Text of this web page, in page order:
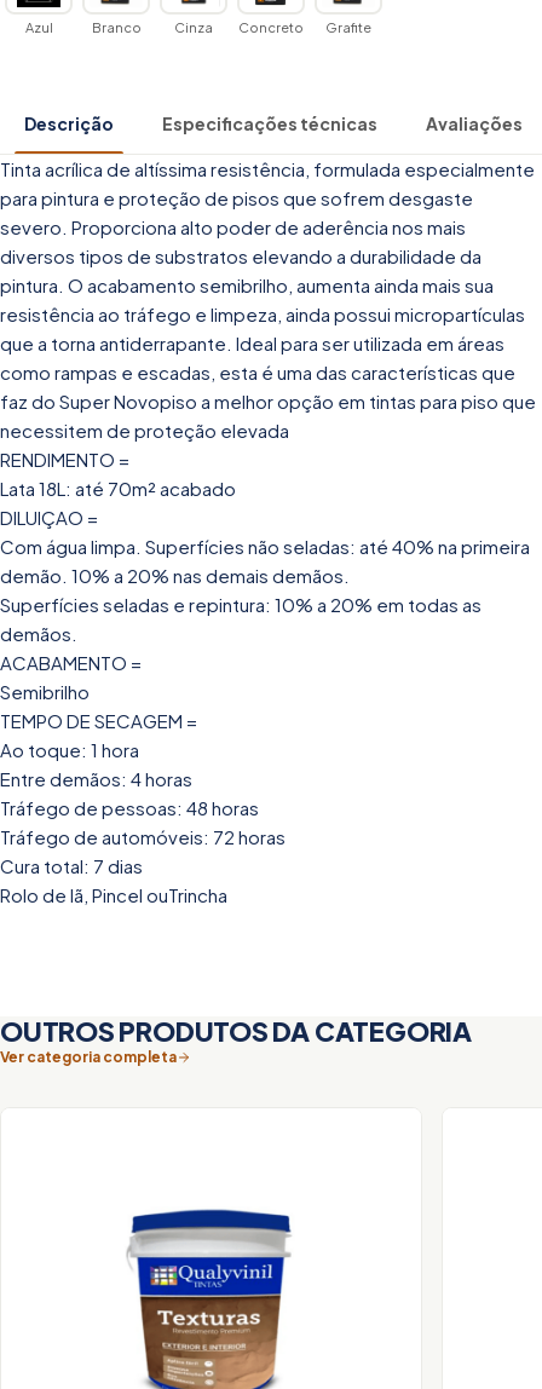
Azul Branco Cinza Concreto Grafite
Descrição Especificações técnicas Avaliações
Tinta acrílica de altíssima resistência, formulada especialmente
para pintura e proteção de pisos que sofrem desgaste
severo. Proporciona alto poder de aderência nos mais
diversos tipos de substratos elevando a durabilidade da
pintura. O acabamento semibrilho, aumenta ainda mais sua
resistência ao tráfego e limpeza, ainda possui micropartículas
que a torna antiderrapante. Ideal para ser utilizada em áreas
como rampas e escadas, esta é uma das características que
faz do Super Novopiso a melhor opção em tintas para piso que
necessitem de proteção elevada
RENDIMENTO =
Lata 18L: até 70m² acabado
DILUIÇAO =
Com água limpa. Superfícies não seladas: até 40% na primeira
demão. 10% a 20% nas demais demãos.
Superfícies seladas e repintura: 10% a 20% em todas as
demãos.
ACABAMENTO =
Semibrilho
TEMPO DE SECAGEM =
Ao toque: 1 hora
Entre demãos: 4 horas
Tráfego de pessoas: 48 horas
Tráfego de automóveis: 72 horas
Cura total: 7 dias
Rolo de lã, Pincel ouTrincha
OUTROS PRODUTOS DA CATEGORIA
Ver categoria completa